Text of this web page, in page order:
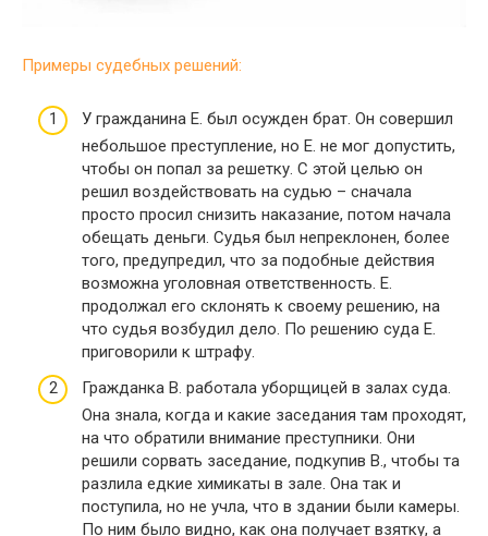
Примеры судебных решений:
У гражданина Е. был осужден брат. Он совершил
небольшое преступление, но Е. не мог допустить,
чтобы он попал за решетку. С этой целью он
решил воздействовать на судью – сначала
просто просил снизить наказание, потом начала
обещать деньги. Судья был непреклонен, более
того, предупредил, что за подобные действия
возможна уголовная ответственность. Е.
продолжал его склонять к своему решению, на
что судья возбудил дело. По решению суда Е.
приговорили к штрафу.
Гражданка В. работала уборщицей в залах суда.
Она знала, когда и какие заседания там проходят,
на что обратили внимание преступники. Они
решили сорвать заседание, подкупив В., чтобы та
разлила едкие химикаты в зале. Она так и
поступила, но не учла, что в здании были камеры.
По ним было видно, как она получает взятку, а